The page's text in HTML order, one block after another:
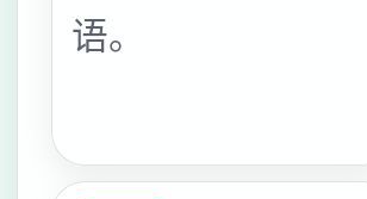
语。